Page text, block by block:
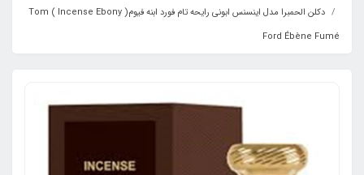
دکلن الحمبرا مدل اینسنس ابونی رایحه تام فورد ابنه فیوم( Incense Ebony ) Tom
Ford Ébène Fumé